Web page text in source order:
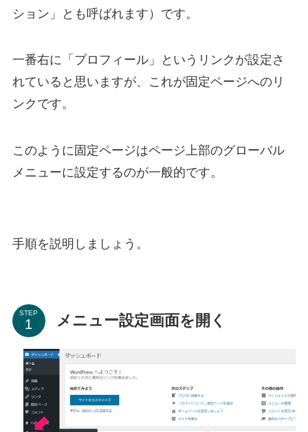
ション」とも呼ばれます）です。
一番右に「プロフィール」というリンクが設定さ
れていると思いますが、これが固定ページへのリ
ンクです。
このように固定ページはページ上部のグローバル
メニューに設定するのが一般的です。
手順を説明しましょう。
STEP メニュー設定画面を開く